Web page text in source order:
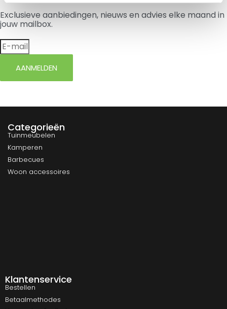
Exclusieve aanbiedingen, nieuws en advies elke maand in
jouw mailbox.
AANMELDEN
Categorieën
Tuinmeubelen
Kamperen
Barbecues
Woon accessoires
Klantenservice
Bestellen
Betaalmethodes